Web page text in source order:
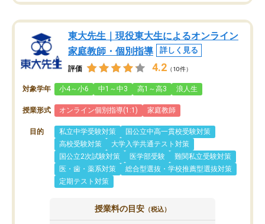
東大先生｜現役東大生によるオンライン
家庭教師・個別指導
詳しく見る
評価 4.2 （10件）
対象学年 小4～小6 中1～中3 高1～高3 浪人生
授業形式 オンライン個別指導(1:1) 家庭教師
目的 私立中学受験対策
国公立中高一貫校受験対策
高校受験対策
大学入学共通テスト対策
国公立2次試験対策
医学部受験
難関私立受験対策
医・歯・薬系対策
総合型選抜・学校推薦型選抜対策
定期テスト対策
授業料の目安 （税込）